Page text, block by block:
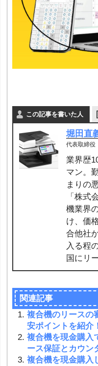
この記事を書いた人
堀田直
代表取締役
業界歴
マン。
まりの
「株式
機業界
け、価
合他社
入る程
国にリ
関連記事
複合機のリースの
安ポイントを紹介！
複合機を現金購入
ース保証とカウン
複合機を現金購入